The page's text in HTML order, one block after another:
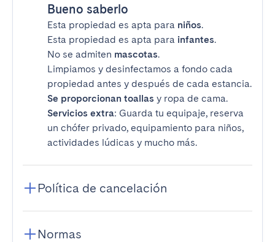
Bueno saberlo
Esta propiedad es apta para niños.
Esta propiedad es apta para infantes.
No se admiten mascotas.
Limpiamos y desinfectamos a fondo cada
propiedad antes y después de cada estancia.
Se proporcionan toallas y ropa de cama.
Servicios extra: Guarda tu equipaje, reserva
un chófer privado, equipamiento para niños,
actividades lúdicas y mucho más.
Política de cancelación
Normas